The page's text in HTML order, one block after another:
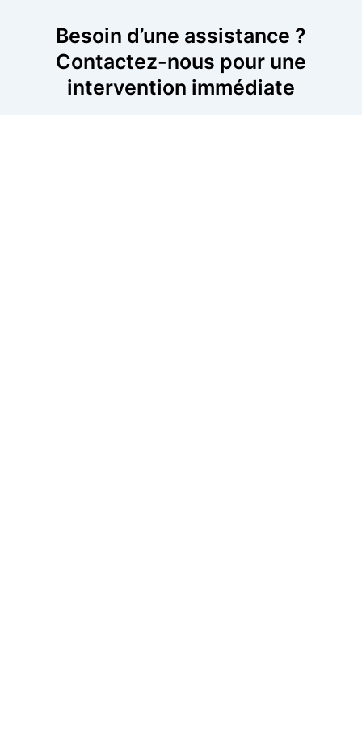
Besoin d’une assistance ?
Contactez-nous pour une
intervention immédiate